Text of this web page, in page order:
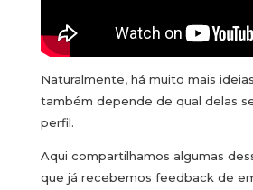
Naturalmente, há muito mais
também depende de qual delas
perfil.
Aqui compartilhamos algumas
que já recebemos feedback de